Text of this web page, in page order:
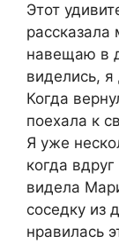
Этот
навещаю в
виделись, я
Когда
поехала к
Я уже
когда
видела
соседку из
нравилась